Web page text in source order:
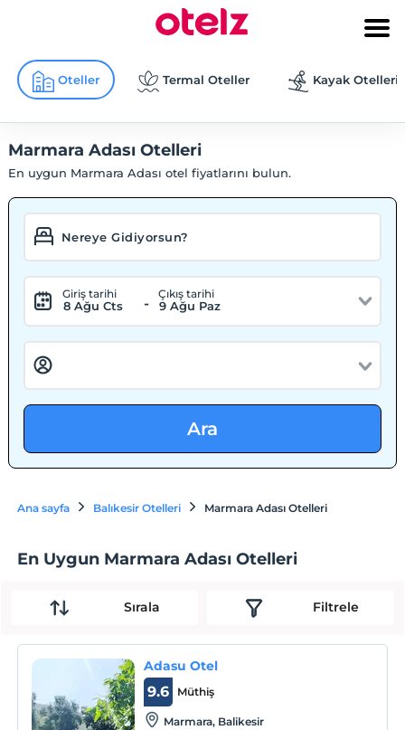
Oteller Termal Oteller Kayak Otelleri
Marmara Adası Otelleri
En uygun Marmara Adası otel fiyatlarını bulun.
Giriş tarihi
8 Ağu Cts -
Çıkış tarihi
9 Ağu Paz
Ara
Ana sayfa Balıkesir Otelleri Marmara Adası Otelleri
En Uygun Marmara Adası Otelleri
Sırala Filtrele
Adasu Otel
Müthiş
9.6
Marmara, Balikesir